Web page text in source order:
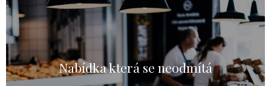
Nabídka která se neodmítá
DETAIL NABÍDKY